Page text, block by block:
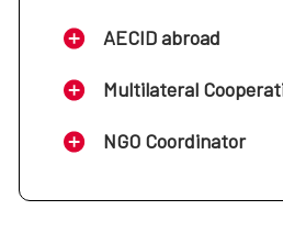
AECID abroad
Multilateral
NGO Coordinator